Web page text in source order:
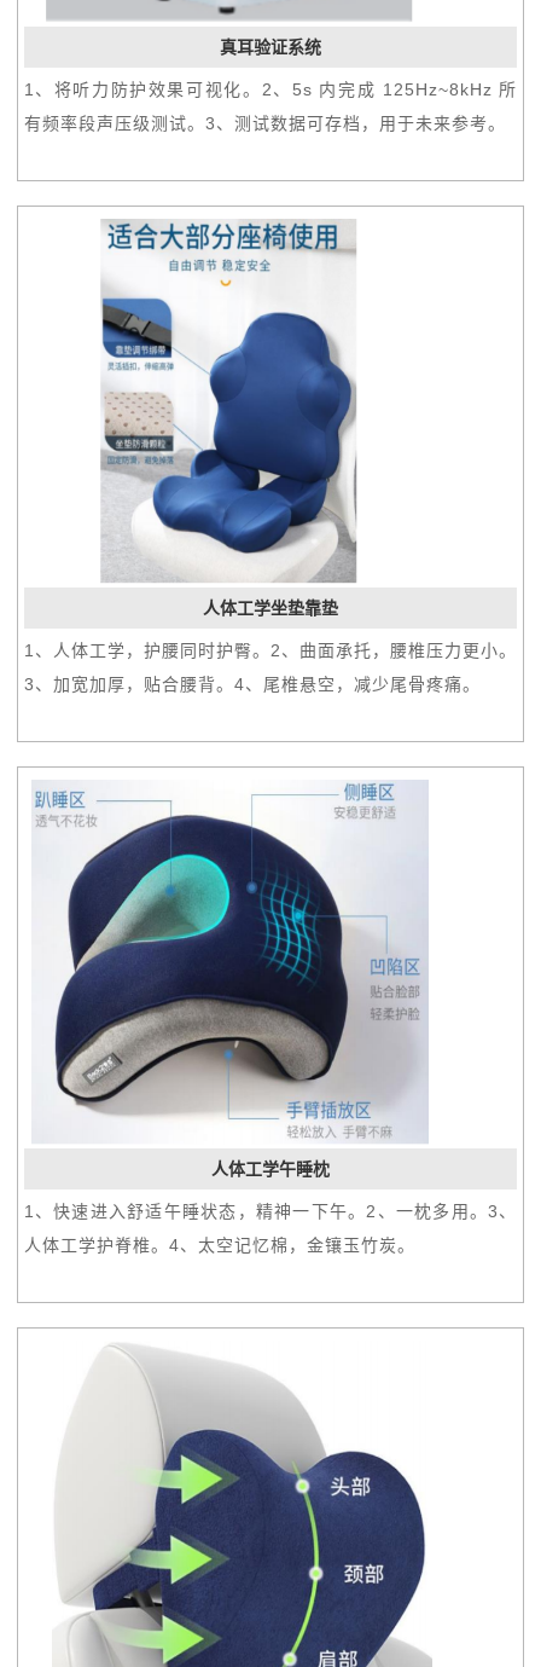
真耳验证系统
1、将听力防护效果可视化。2、5s 内完成 125Hz~8kHz 所
有频率段声压级测试。3、测试数据可存档，用于未来参考。
人体工学坐垫靠垫
1、人体工学，护腰同时护臀。2、曲面承托，腰椎压力更小。
3、加宽加厚，贴合腰背。4、尾椎悬空，减少尾骨疼痛。
人体工学午睡枕
1、快速进入舒适午睡状态，精神一下午。2、一枕多用。3、
人体工学护脊椎。4、太空记忆棉，金镶玉竹炭。